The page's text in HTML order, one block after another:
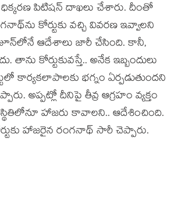
పిటిష‌న్ దాఖ‌లు చేశారు. దీంతో
కోర్టుకు వచ్చి వివ‌ర‌ణ ఇవ్వాల‌ని
ఆదేశాలు జారీ చేసింది. కానీ,
కోర్టుకువ‌స్తే.. అనేక ఇబ్బందులు
కార్య‌క‌లాపాల‌కు భ‌గ్నం ఏర్ప‌డుతుంద‌ని
అప్ప‌ట్లో దీనిపై తీవ్ర ఆగ్ర‌హం వ్య‌క్తం
హాజ‌రు కావాల‌ని.. ఆదేశించింది.
హాజ‌రైన రంగ‌నాథ్ సారీ చెప్పారు.